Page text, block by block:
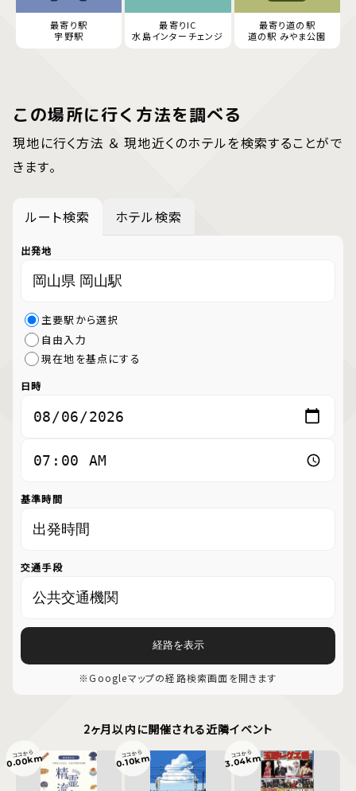
最寄り駅
宇野駅
最寄りIC
水島インターチェンジ
最寄り道の駅
道の駅 みやま公園
この場所に行く方法を調べる
現地に行く方法 ＆ 現地近くのホテルを検索することがで
きます。
ルート検索 ホテル検索
出発地
主要駅から選択
自由入力
現在地を基点にする
日時
基準時間
交通手段
経路を表示
※Googleマップの経路検索画面を開きます
2ヶ月以内に開催される近隣イベント
ココから
0.00km ココから
0.10km ココから
3.04km